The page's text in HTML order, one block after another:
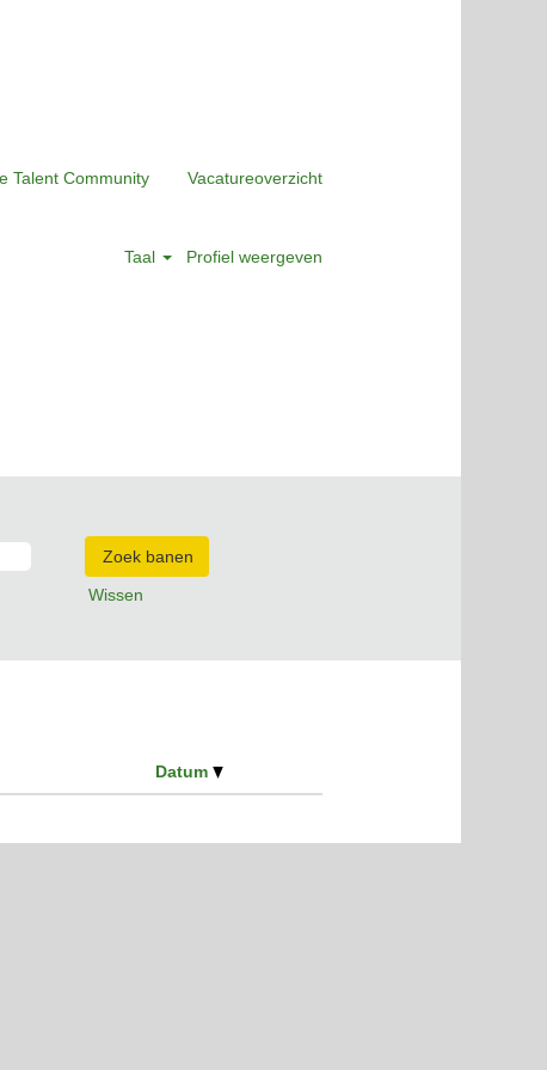
Talent Community Vacatureoverzicht
Taal Profiel weergeven
Wissen
Datum